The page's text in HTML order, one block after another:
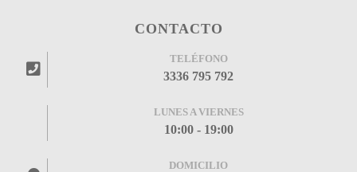
CONTACTO
TELÉFONO
3336 795 792
LUNES A VIERNES
10:00 - 19:00
DOMICILIO